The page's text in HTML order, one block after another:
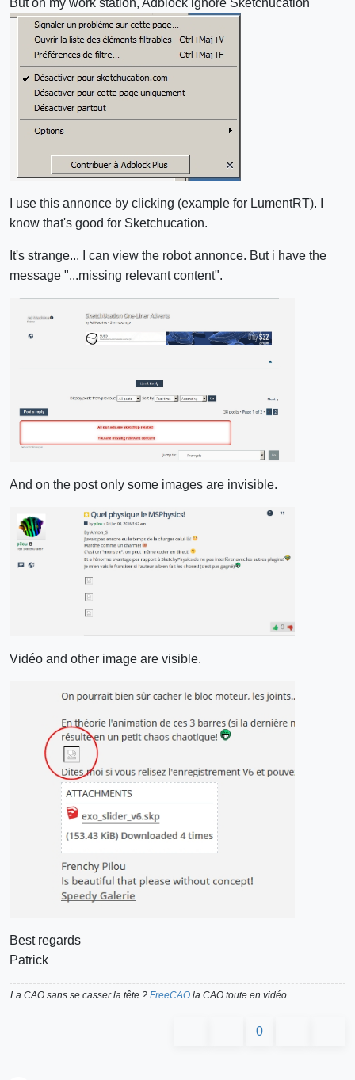
But on my work station, Adblock ignore Sketchucation
I use this annonce by clicking (example for LumentRT). I
know that's good for Sketchucation.
It's strange... I can view the robot annonce. But i have the
message "...missing relevant content".
And on the post only some images are invisible.
Vidéo and other image are visible.
Best regards
Patrick
La CAO sans se casser la tête ? FreeCAO la CAO toute en vidéo.
0